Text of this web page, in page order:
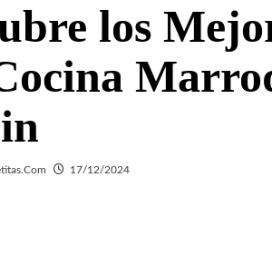
los
17/12/2024